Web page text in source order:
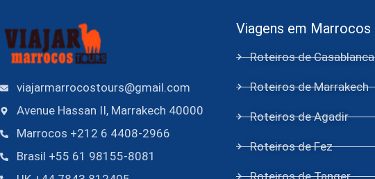
viajarmarrocostours@gmail.com
Avenue Hassan II, Marrakech 40000
Marrocos +212 6 4408-2966
Brasil +55 61 98155-8081
Viagens em Marrocos
Roteiros de Casablanca
Roteiros de Marrakech
Roteiros de Agadir
Roteiros de Fez
Roteiros de Tanger